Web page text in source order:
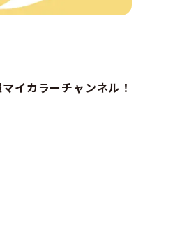
イカラーチャンネル！